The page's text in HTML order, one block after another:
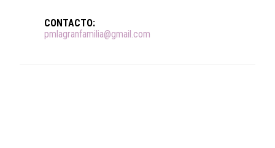
CONTACTO:
pmlagranfamilia@gmail.com